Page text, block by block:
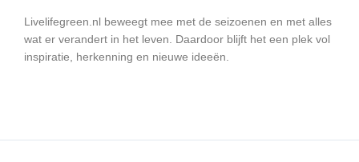
Livelifegreen.nl beweegt mee met de seizoenen en met alles
wat er verandert in het leven. Daardoor blijft het een plek vol
inspiratie, herkenning en nieuwe ideeën.